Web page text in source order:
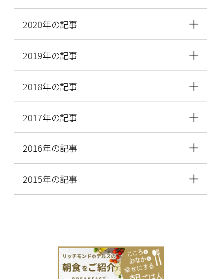
2020年の記事
2019年の記事
2018年の記事
2017年の記事
2016年の記事
2015年の記事